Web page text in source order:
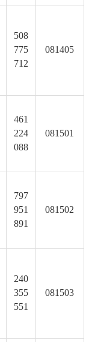
508
775
712
081405
461
224
088
081501
797
951
891
081502
240
355
551
081503